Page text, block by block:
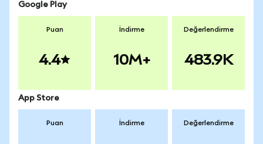
Google Play
Puan
4.4
İndirme
10M+
Değerlendirme
483.9K
App Store
Puan İndirme Değerlendirme